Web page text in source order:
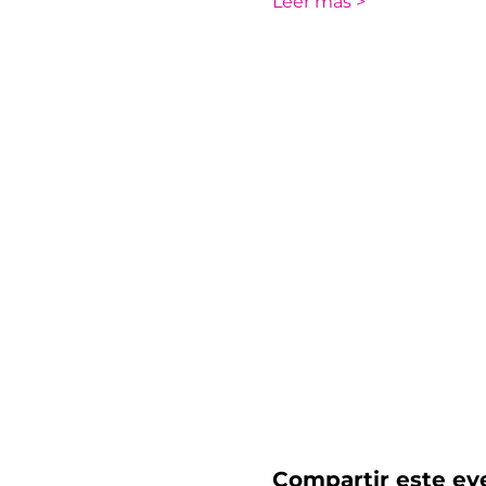
Compartir este